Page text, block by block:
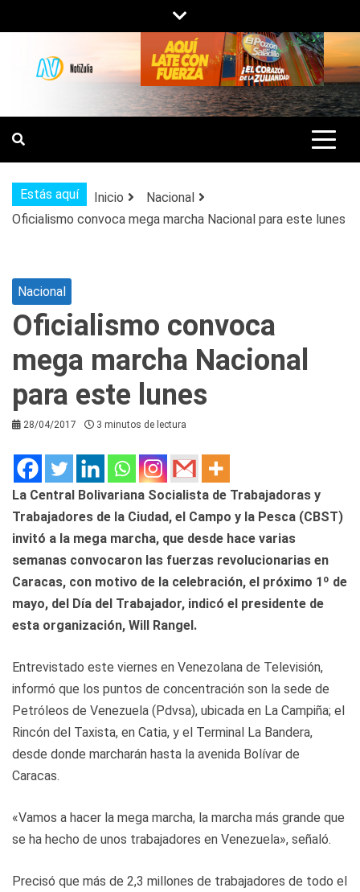
al
contenido
NOTIZULIA
NOTICIAS DEL ZULIA, VENEZUELA Y
DE INTERÉS GENERAL.
Estás aquí Inicio
Nacional
Oficialismo convoca mega marcha Nacional para este lunes
Nacional
Oficialismo convoca
mega marcha Nacional
para este lunes
28/04/2017 3 minutos de lectura
La Central Bolivariana Socialista de Trabajadoras y
Trabajadores de la Ciudad, el Campo y la Pesca (CBST)
invitó a la mega marcha, que desde hace varias
semanas convocaron las fuerzas revolucionarias en
Caracas, con motivo de la celebración, el próximo 1º de
mayo, del Día del Trabajador, indicó el presidente de
esta organización, Will Rangel.
Entrevistado este viernes en Venezolana de Televisión,
informó que los puntos de concentración son la sede de
Petróleos de Venezuela (Pdvsa), ubicada en La Campiña; el
Rincón del Taxista, en Catia, y el Terminal La Bandera,
desde donde marcharán hasta la avenida Bolívar de
Caracas.
«Vamos a hacer la mega marcha, la marcha más grande que
se ha hecho de unos trabajadores en Venezuela», señaló.
Precisó que más de 2,3 millones de trabajadores de todo el